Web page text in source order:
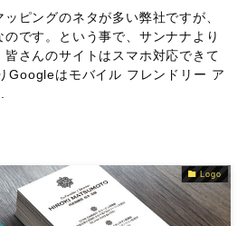
ピングのネタが多い弊社ですが、
です。という事で、サンナナより
さんのサイトはスマホ対応できて
Googleはモバイル フレンドリー ア
Logo